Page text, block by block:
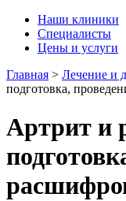
Наши клиники
Специалисты
Цены и услуги
Главная > Лечение и
подготовка,
Артрит и